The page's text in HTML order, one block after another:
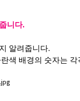
니다.
알려줍니다.
색 배경의 숫자는